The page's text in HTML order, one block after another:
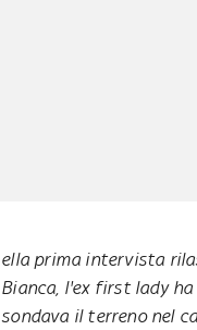
ella prima intervista
Bianca, l'ex first lady
sondava il terreno nel